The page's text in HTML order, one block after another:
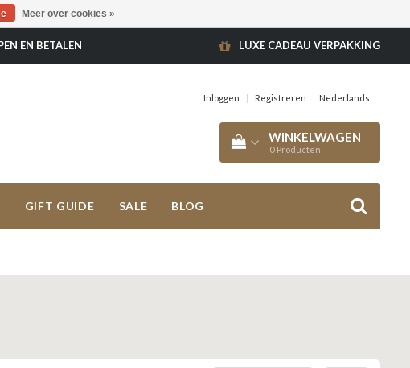
EN BETALEN LUXE CADEAU VERPAKKING
Inloggen | Registreren Nederlands
WINKELWAGEN
0 Producten
GIFT GUIDE SALE BLOG
Meer over cookies »